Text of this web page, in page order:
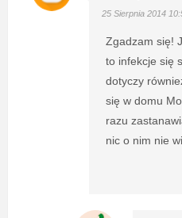
25 Sierpnia 2014
Zgadzam się!
to infekcje się
dotyczy
się w domu
razu
nic o nim nie